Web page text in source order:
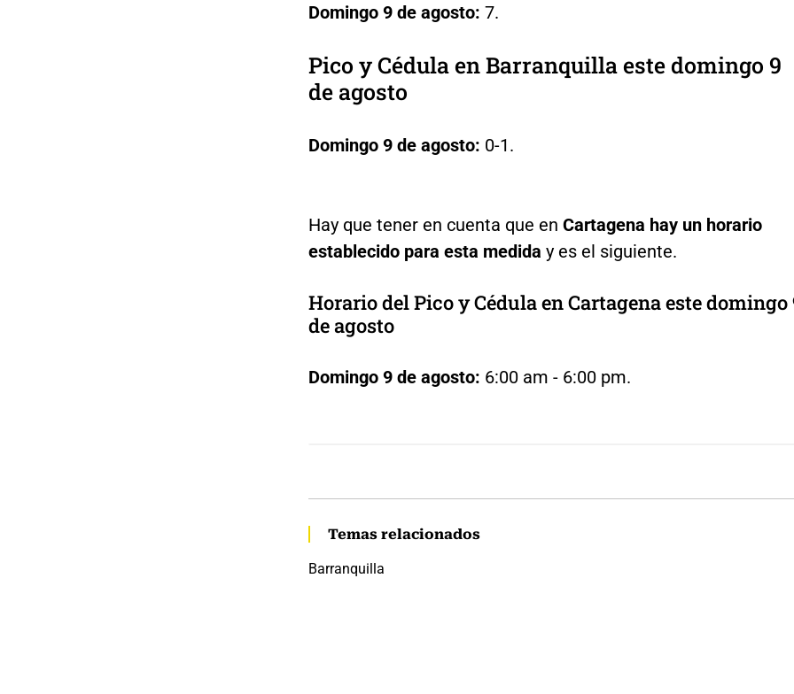
Domingo 9 de agosto: 7.
Pico y Cédula en Barranquilla este domingo 9
de agosto
Domingo 9 de agosto: 0-1.
Hay que tener en cuenta que en Cartagena hay un horario
establecido para esta medida y es el siguiente.
Horario del Pico y Cédula en Cartagena este domingo
de agosto
Domingo 9 de agosto: 6:00 am - 6:00 pm.
Temas relacionados
Barranquilla